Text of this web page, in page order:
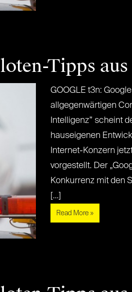
Tipps aus
GOOGLE t3n:
allgegenwärtigen
Intelligenz” scheint
hauseigenen
Internet-Konzern
vorgestellt. Der
Konkurrenz mit den
[...]
Read More »